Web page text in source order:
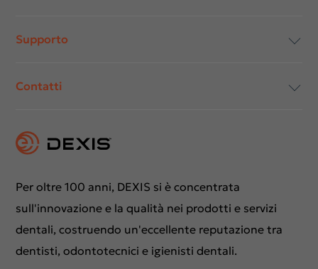
Conformità e trasparenza
Carriera
Supporto
Centro Download
Istruzioni per l'uso
Richiesta di supporto
Contatti
Contattaci
Formazioni
Per oltre 100 anni, DEXIS si è concentrata
sull'innovazione e la qualità nei prodotti e servizi
dentali, costruendo un'eccellente reputazione tra
dentisti, odontotecnici e igienisti dentali.